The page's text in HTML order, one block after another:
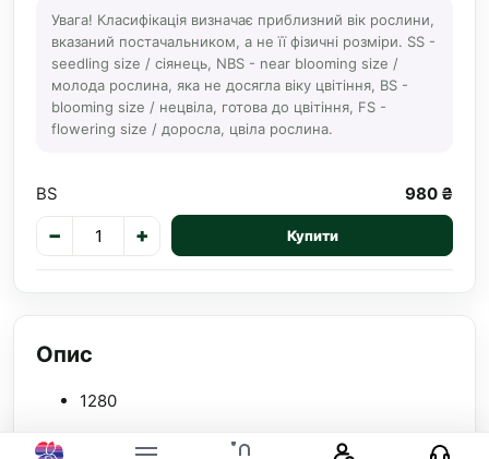
Увага! Класифікація визначає приблизний вік рослини,
вказаний постачальником, а не її фізичні розміри. SS -
seedling size / сіянець, NBS - near blooming size /
молода рослина, яка не досягла віку цвітіння, BS -
blooming size / нецвіла, готова до цвітіння, FS -
flowering size / доросла, цвіла рослина.
BS 980 ₴
− + Купити
Опис
1280